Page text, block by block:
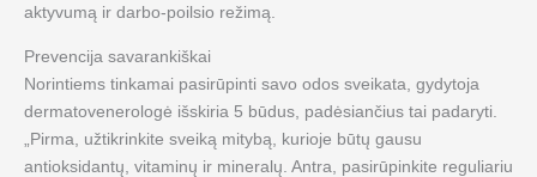
aktyvumą ir darbo-poilsio režimą.
Prevencija savarankiškai
Norintiems tinkamai pasirūpinti savo odos sveikata, gydytoja
dermatovenerologė išskiria 5 būdus, padėsiančius tai padaryti.
„Pirma, užtikrinkite sveiką mitybą, kurioje būtų gausu
antioksidantų, vitaminų ir mineralų. Antra, pasirūpinkite reguliariu